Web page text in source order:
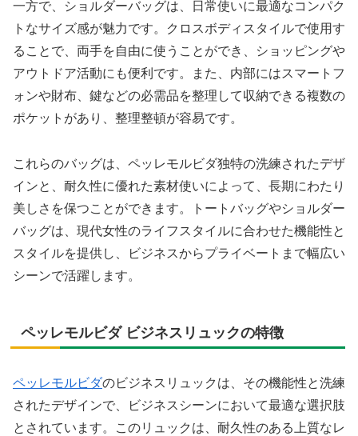
一方で、ショルダーバッグは、日常使いに最適なコンパク
トなサイズ感が魅力です。クロスボディスタイルで使用す
ることで、両手を自由に使うことができ、ショッピングや
アウトドア活動にも便利です。また、内部にはスマートフ
ォンや財布、鍵などの必需品を整理して収納できる複数の
ポケットがあり、整理整頓が容易です。
これらのバッグは、ペッレモルビダ独特の洗練されたデザ
インと、耐久性に優れた素材使いによって、長期にわたり
美しさを保つことができます。トートバッグやショルダー
バッグは、現代女性のライフスタイルに合わせた機能性と
スタイルを提供し、ビジネスからプライベートまで幅広い
シーンで活躍します。
ペッレモルビダ ビジネスリュックの特徴
ペッレモルビダのビジネスリュックは、その機能性と洗練
されたデザインで、ビジネスシーンにおいて最適な選択肢
とされています。このリュックは、耐久性のある上質なレ